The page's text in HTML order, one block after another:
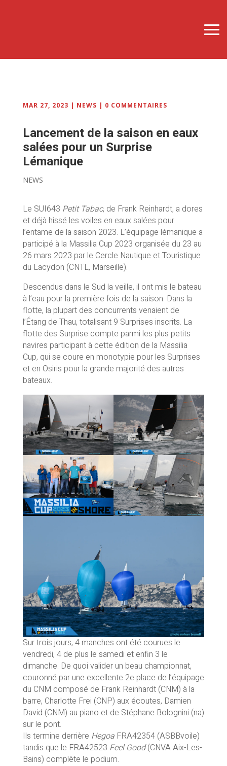
MAR 27, 2023 | NEWS | 0 COMMENTAIRES
Lancement de la saison en eaux
salées pour un Surprise
Lémanique
NEWS
Le SUI643 Petit Tabac, de Frank Reinhardt, a dores
et déjà hissé les voiles en eaux salées pour
l’entame de la saison 2023. L’équipage lémanique a
participé à la Massilia Cup 2023 organisée du 23 au
26 mars 2023 par le Cercle Nautique et Touristique
du Lacydon (CNTL, Marseille).
Descendus dans le Sud la veille, il ont mis le bateau
à l’eau pour la première fois de la saison. Dans la
flotte, la plupart des concurrents venaient de
l’Étang de Thau, totalisant 9 Surprises inscrits. La
flotte des Surprise compte parmi les plus petits
navires participant à cette édition de la Massilia
Cup, qui se coure en monotypie pour les Surprises
et en Osiris pour la grande majorité des autres
bateaux.
Sur trois jours, 4 manches ont été courues le
vendredi, 4 de plus le samedi et enfin 3 le
dimanche. De quoi valider un beau championnat,
couronné par une excellente 2e place de l’équipage
du CNM composé de Frank Reinhardt (CNM) à la
barre, Charlotte Frei (CNP) aux écoutes, Damien
David (CNM) au piano et de Stéphane Bolognini (na)
sur le pont.
Ils termine derrière HegoaFRA42354 (ASBBvoile)
tandis que le FRA42523 Feel Good(CNVA Aix-Les-
Bains) complète le podium.